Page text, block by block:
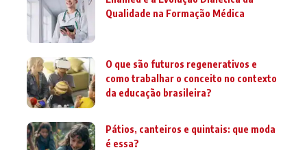
Qualidade na Formação Médica
O que são futuros regenerativos e
como trabalhar o conceito no contexto
da educação brasileira?
Pátios, canteiros e quintais: que moda
é essa?